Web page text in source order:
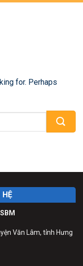
for. Perhaps
Văn Lâm, tỉnh Hưng